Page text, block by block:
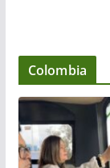
Colombia